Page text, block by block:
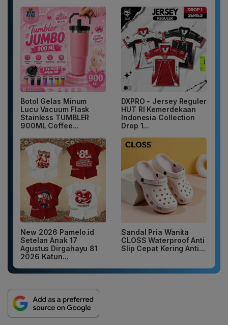
Botol Gelas Minum
Lucu Vacuum Flask
Stainless TUMBLER
900ML Coffee...
DXPRO - Jersey Reguler
HUT RI Kemerdekaan
Indonesia Collection
Drop 1...
New 2026 Pamelo.id
Setelan Anak 17
Agustus Dirgahayu 81
2026 Katun...
Sandal Pria Wanita
CLOSS Waterproof Anti
Slip Cepat Kering Anti...